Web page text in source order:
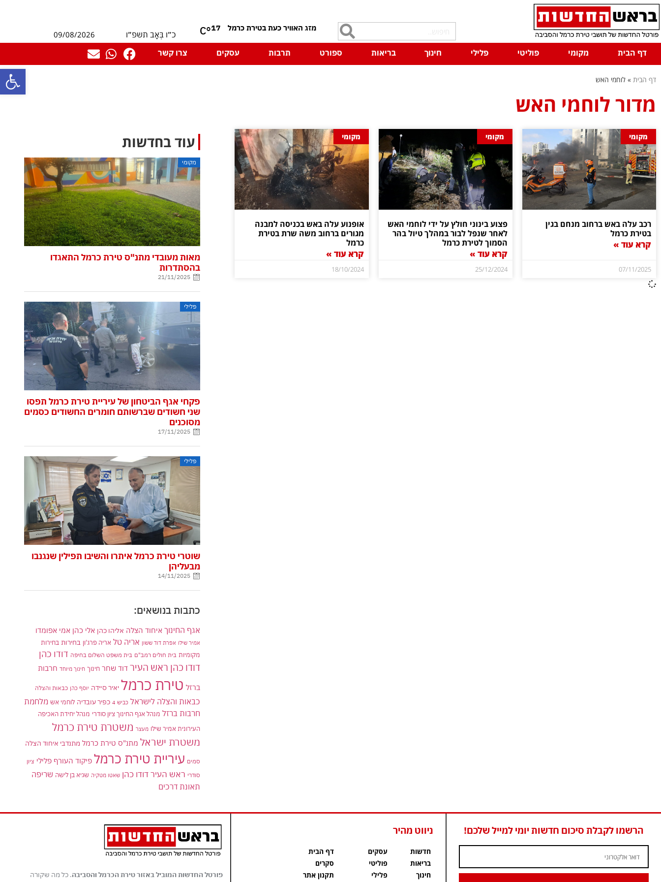
פתח
17
°C כ״ו בְּאָב תשפ״ו
09/08/2026
דף הבית
מקומי פוליטי פלילי חינוך בריאות ספורט תרבות עסקים צרו קשר
דף הבית » לוחמי האש
מדור לוחמי האש
מקומי
רכב עלה באש ברחוב מנחם בגין
בטירת כרמל
קרא עוד »
07/11/2025
מקומי
פצוע בינוני חולץ על ידי לוחמי האש
לאחר שנפל לבור במהלך טיול בהר
הסמוך לטירת כרמל
קרא עוד »
25/12/2024
מקומי
אופנוע עלה באש בכניסה למבנה
מגורים ברחוב משה שרת בטירת
כרמל
קרא עוד »
18/10/2024
עוד בחדשות
מקומי
מאות מעובדי מתנ"ס טירת כרמל התאגדו
בהסתדרות
21/11/2025
פלילי
פקחי אגף הביטחון של עיריית טירת כרמל תפסו
שני חשודים שברשותם חומרים החשודים כסמים
מסוכנים
17/11/2025
פלילי
שוטרי טירת כרמל איתרו והשיבו תפילין שנגנבו
מבעליהן
14/11/2025
כתבות בנושאים:
אגף החינוך איחוד הצלה אליהו כהן אלי כהן אמי אפומדו
אמיר שילו אפרת דוד ששון אריה טל אריה פרג'ון בחירות בחירות
מקומיות בית חולים רמב"ם בית משפט השלום בחיפה דודו כהן
דודו כהן ראש העיר דוד שחר חינוך חינוך מיוחד חרבות
ברזל טירת כרמל יאיר סיידה יוסף כהן כבאות והצלה
כבאות והצלה לישראל כביש 4 כפיר עובדיה לוחמי אש מלחמת
חרבות ברזל מנהל אגף החינוך ציון סודרי מנהל יחידת האכיפה
העירונית אמיר שילו מעצר משטרת טירת כרמל
משטרת ישראל מתנ"ס טירת כרמל מתנדבי איחוד הצלה
סמים עיריית טירת כרמל פיקוד העורף פלילי ציון
סודרי ראש העיר דודו כהן שאטו מטקיה שגיא בן לישה שריפה
תאונת דרכים
הרשמו לקבלת סיכום חדשות יומי למייל שלכם! ניווט מהיר
חדשות
בריאות
חינוך
עסקים
פוליטי
פלילי
דף הבית
סקרים
תקנון אתר
פורטל החדשות המוביל באזור טירת הכרמל והסביבה. כל מה שקורה